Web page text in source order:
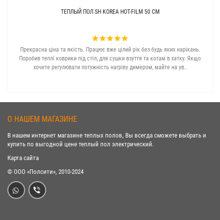
ТЕПЛЫЙ ПОЛ SH KOREA HOT-FILM 50 СМ
Прекрасна ціна та якість. Працює вже цілий рік без будь яких нарікань.
Поробив теплі коврики під стіл, для сушки взуття та котам в хатку. Якщо
хочете регулювати потужність нагріву димером, майте на ув..
О НАШЕМ МАГАЗИНЕ
В нашем интернет магазине теплых полов, Вы всегда сможете выбрать и
купить по выгодной цене теплый пол электрический.
Карта сайта
© ООО «Полсити», 2010-2024